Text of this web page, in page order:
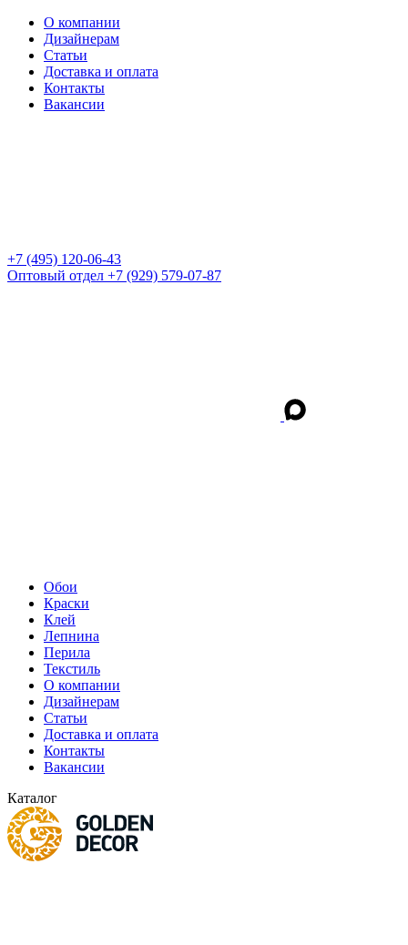
О компании
Дизайнерам
Статьи
Доставка и оплата
Контакты
Вакансии
+7 (495) 120-06-43
Оптовый отдел +7 (929) 579-07-87
Обои
Краски
Клей
Лепнина
Перила
Текстиль
О компании
Дизайнерам
Статьи
Доставка и оплата
Контакты
Вакансии
Каталог